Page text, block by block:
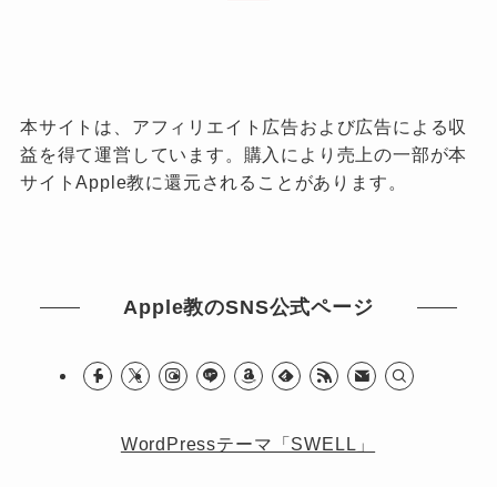
本サイトは、アフィリエイト広告および広告による収
益を得て運営しています。購入により売上の一部が本
サイトApple教に還元されることがあります。
Apple教のSNS公式ページ
WordPressテーマ「SWELL」